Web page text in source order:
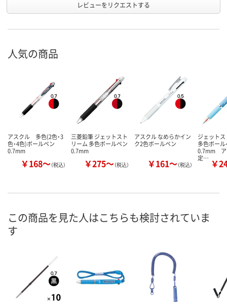
レビューをリクエストする
人気の商品
アスクル 多色(2色・3
色・4色)ボールペン
0.7mm
￥168～（税込）
三菱鉛筆 ジェットスト
リーム 多色ボールペン
0.7mm
￥275～（税込）
アスクル なめらかイン
ク2色ボールペン
￥161～（税込）
ジェット
多色ボー
0.7mm ア
定… ￥
この商品を見た人はこちらも検討されていま
す